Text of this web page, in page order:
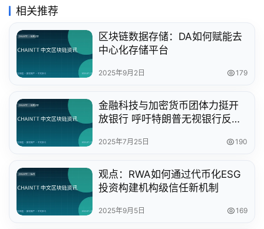
相关推荐
区块链数据存储：DA如何赋能去
中心化存储平台
2025年9月2日 179
金融科技与加密货币团体力挺开
放银行 呼吁特朗普无视银行反对
2025年7月25日 190
观点：RWA如何通过代币化ESG
投资构建机构级信任新机制
2025年9月5日 169